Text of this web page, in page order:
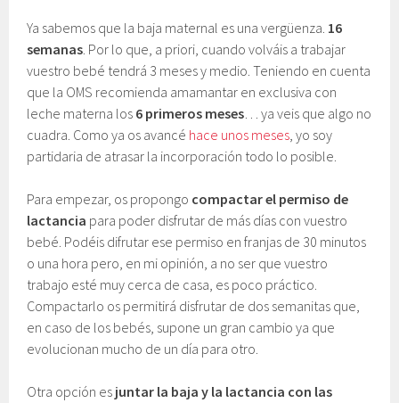
Ya sabemos que la baja maternal es una vergüenza. 16
semanas. Por lo que, a priori, cuando volváis a trabajar
vuestro bebé tendrá 3 meses y medio. Teniendo en cuenta
que la OMS recomienda amamantar en exclusiva con
leche materna los 6 primeros meses… ya veis que algo no
cuadra. Como ya os avancé hace unos meses, yo soy
partidaria de atrasar la incorporación todo lo posible.
Para empezar, os propongo compactar el permiso de
lactancia para poder disfrutar de más días con vuestro
bebé. Podéis difrutar ese permiso en franjas de 30 minutos
o una hora pero, en mi opinión, a no ser que vuestro
trabajo esté muy cerca de casa, es poco práctico.
Compactarlo os permitirá disfrutar de dos semanitas que,
en caso de los bebés, supone un gran cambio ya que
evolucionan mucho de un día para otro.
Otra opción es juntar la baja y la lactancia con las